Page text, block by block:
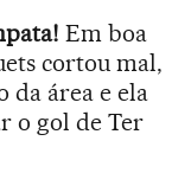
Em boa
cortou mal,
da área e ela
o gol de Ter